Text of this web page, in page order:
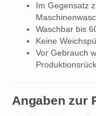
Im Gegensatz
Waschbar bis
Keine
Vor Gebrauch
Angaben zur